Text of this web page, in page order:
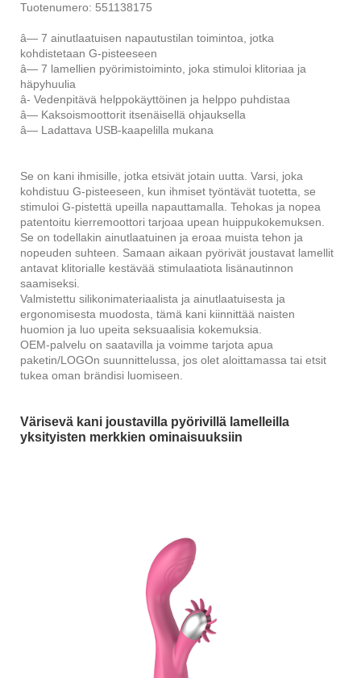
Tuotenumero: 551138175
â— 7 ainutlaatuisen napautustilan toimintoa, jotka
kohdistetaan G-pisteeseen
â— 7 lamellien pyörimistoiminto, joka stimuloi klitoriaa ja
häpyhuulia
â- Vedenpitävä helppokäyttöinen ja helppo puhdistaa
â— Kaksoismoottorit itsenäisellä ohjauksella
â— Ladattava USB-kaapelilla mukana
Se on kani ihmisille, jotka etsivät jotain uutta. Varsi, joka
kohdistuu G-pisteeseen, kun ihmiset työntävät tuotetta, se
stimuloi G-pistettä upeilla napauttamalla. Tehokas ja nopea
patentoitu kierremoottori tarjoaa upean huippukokemuksen.
Se on todellakin ainutlaatuinen ja eroaa muista tehon ja
nopeuden suhteen. Samaan aikaan pyörivät joustavat lamellit
antavat klitorialle kestävää stimulaatiota lisänautinnon
saamiseksi.
Valmistettu silikonimateriaalista ja ainutlaatuisesta ja
ergonomisesta muodosta, tämä kani kiinnittää naisten
huomion ja luo upeita seksuaalisia kokemuksia.
OEM-palvelu on saatavilla ja voimme tarjota apua
paketin/LOGOn suunnittelussa, jos olet aloittamassa tai etsit
tukea oman brändisi luomiseen.
Värisevä kani joustavilla pyörivillä lamelleilla
yksityisten merkkien ominaisuuksiin